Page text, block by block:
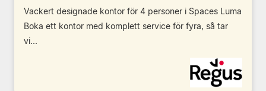
Vackert designade kontor för 4 personer i Spaces Luma
Boka ett kontor med komplett service för fyra, så tar
vi...